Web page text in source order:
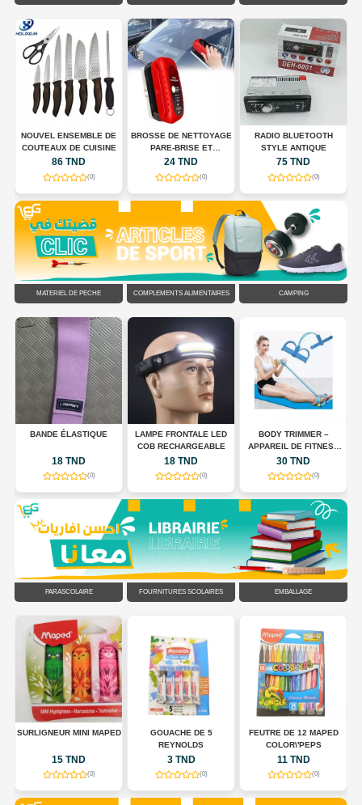
NOUVEL ENSEMBLE DE
COUTEAUX DE CUISINE
86 TND
(0)
BROSSE DE NETTOYAGE
PARE-BRISE ET
RÉTROVISEURS
24 TND
(0)
RADIO BLUETOOTH
STYLE ANTIQUE
75 TND
(0)
MATÉRIEL DE PÊCHE COMPLÉMENTS ALIMENTAIRES CAMPING
BANDE ÉLASTIQUE
18 TND
(0)
LAMPE FRONTALE LED
COB RECHARGEABLE
18 TND
(0)
BODY TRIMMER –
APPAREIL DE FITNESS
POUR TONIFIER LE
CORPS
30 TND
(0)
PARASCOLAIRE FOURNITURES SCOLAIRES EMBALLAGE
SURLIGNEUR MINI MAPED
15 TND
(0)
GOUACHE DE 5
REYNOLDS
3 TND
(0)
FEUTRE DE 12 MAPED
COLOR\'PEPS
11 TND
(0)